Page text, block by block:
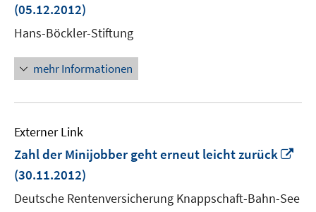
(05.12.2012)
Hans-Böckler-Stiftung
mehr Informationen
Externer Link
Zahl der Minijobber geht erneut leicht zurück
(30.11.2012)
Deutsche Rentenversicherung Knappschaft-Bahn-See